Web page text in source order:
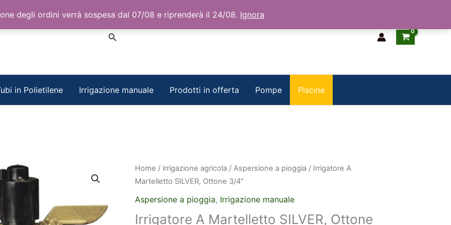
degli ordini verrà sospesa dal 07/08 e riprenderà il 24/08. Ignora
Cerca
in Polietilene Irrigazione manuale Prodotti in offerta Pompe Piscine
Home / irrigazione agricola /Aspersione a pioggia / Irrigatore A
Martelletto SILVER, Ottone 3/4″
Aspersione a pioggia, Irrigazione manuale
Irrigatore A Martelletto SILVER, Ottone